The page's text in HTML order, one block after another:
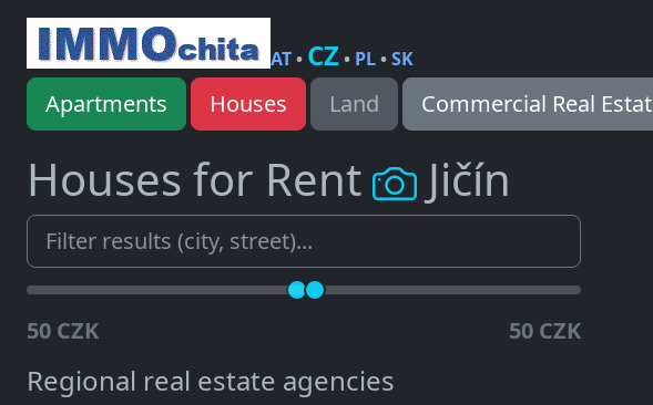
AT• CZ• PL•SK
Apartments Houses Land Commercial Real
Houses for Rent Jičín
50 CZK 50 CZK
Regional real estate agencies